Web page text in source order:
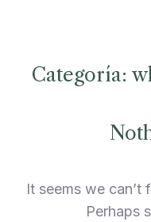
Categoría:
It seems we can’t
Perhaps